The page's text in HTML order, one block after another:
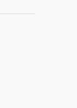
Vrăjitoarea